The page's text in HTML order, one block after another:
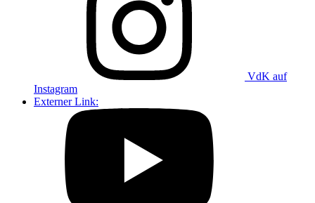
VdK auf
Instagram
Externer Link: